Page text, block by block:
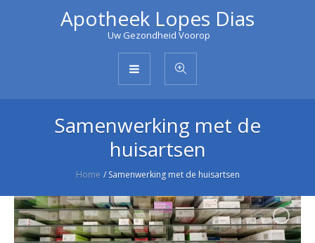
Apotheek Lopes Dias
Uw Gezondheid Voorop
Samenwerking met de
huisartsen
Home / Samenwerking met de huisartsen